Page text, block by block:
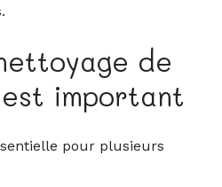
de
important
pour plusieurs